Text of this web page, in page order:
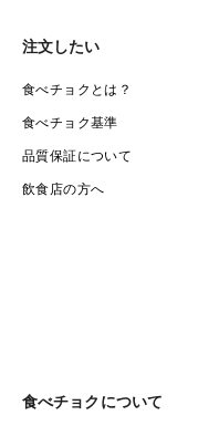
この小麦から採れた、
皮）も別袋でお付けしま
小麦粉1袋とふすま1袋
となります。
お料理の際に、自分の
「ふすま」とは、小麦
ます。ふすまは食物繊
注文したい
食べチョクとは？
食べチョク基準
品質保証について
飲食店の方へ
食べチョクについて